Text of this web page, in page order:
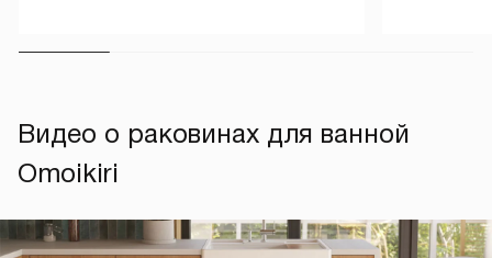
Видео о раковинах для ванной
Omoikiri